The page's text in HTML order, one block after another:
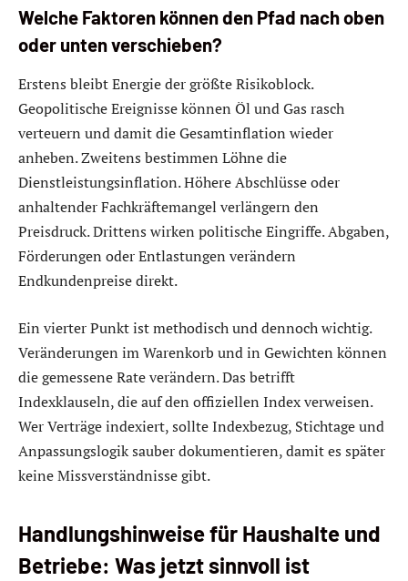
Welche Faktoren können den Pfad nach oben
oder unten verschieben?
Erstens bleibt Energie der größte Risikoblock.
Geopolitische Ereignisse können Öl und Gas rasch
verteuern und damit die Gesamtinflation wieder
anheben. Zweitens bestimmen Löhne die
Dienstleistungsinflation. Höhere Abschlüsse oder
anhaltender Fachkräftemangel verlängern den
Preisdruck. Drittens wirken politische Eingriffe. Abgaben,
Förderungen oder Entlastungen verändern
Endkundenpreise direkt.
Ein vierter Punkt ist methodisch und dennoch wichtig.
Veränderungen im Warenkorb und in Gewichten können
die gemessene Rate verändern. Das betrifft
Indexklauseln, die auf den offiziellen Index verweisen.
Wer Verträge indexiert, sollte Indexbezug, Stichtage und
Anpassungslogik sauber dokumentieren, damit es später
keine Missverständnisse gibt.
Handlungshinweise für Haushalte und
Betriebe: Was jetzt sinnvoll ist